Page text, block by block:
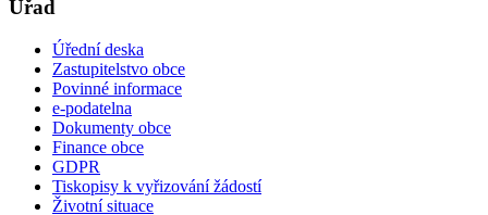
Úřad
Úřední deska
Zastupitelstvo obce
Povinné informace
e-podatelna
Dokumenty obce
Finance obce
GDPR
Tiskopisy k vyřizování žádostí
Životní situace